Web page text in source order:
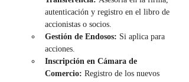
autenticación y registro en el libro de
accionistas o socios.
Gestión de Endosos: Si aplica para
acciones.
Inscripción en Cámara de
Comercio: Registro de los nuevos